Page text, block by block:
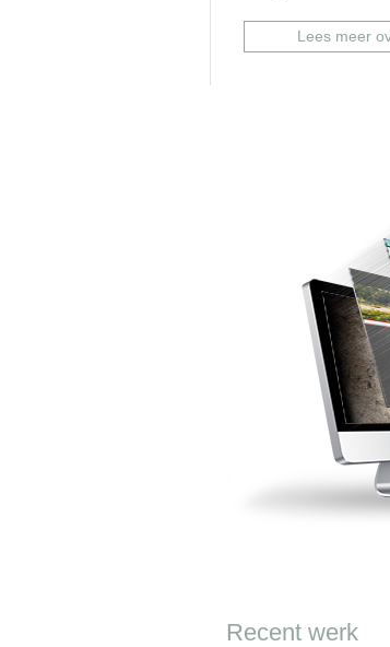
Lees meer
Recent werk